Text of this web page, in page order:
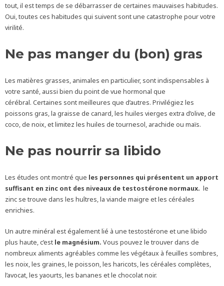
tout, il est temps de se débarrasser de certaines mauvaises habitudes.
Oui, toutes ces habitudes qui suivent sont une catastrophe pour votre
virilité.
Ne pas manger du (bon) gras
Les matières grasses, animales en particulier, sont indispensables à
votre santé, aussi bien du point de vue hormonal que
cérébral. Certaines sont meilleures que d’autres. Privilégiez les
poissons gras, la graisse de canard, les huiles vierges extra d’olive, de
coco, de noix, et limitez les huiles de tournesol, arachide ou maïs.
Ne pas nourrir sa libido
Les études ont montré que les personnes qui présentent un apport
suffisant en zinc ont des niveaux de testostérone normaux. le
zinc se trouve dans les huîtres, la viande maigre et les céréales
enrichies.
Un autre minéral est également lié à une testostérone et une libido
plus haute, c’est le magnésium. Vous pouvez le trouver dans de
nombreux aliments agréables comme les végétaux à feuilles sombres,
les noix, les graines, le poisson, les haricots, les céréales complètes,
l’avocat, les yaourts, les bananes et le chocolat noir.